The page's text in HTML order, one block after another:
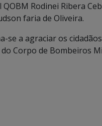
Rodinei Ribera
faria de Oliveira.
se a agraciar os
Corpo de Bombeiros